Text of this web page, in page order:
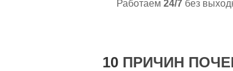
Работаем 24/7без
10 ПРИЧИН